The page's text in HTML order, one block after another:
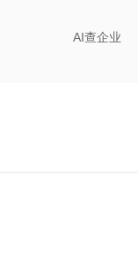
AI查企业